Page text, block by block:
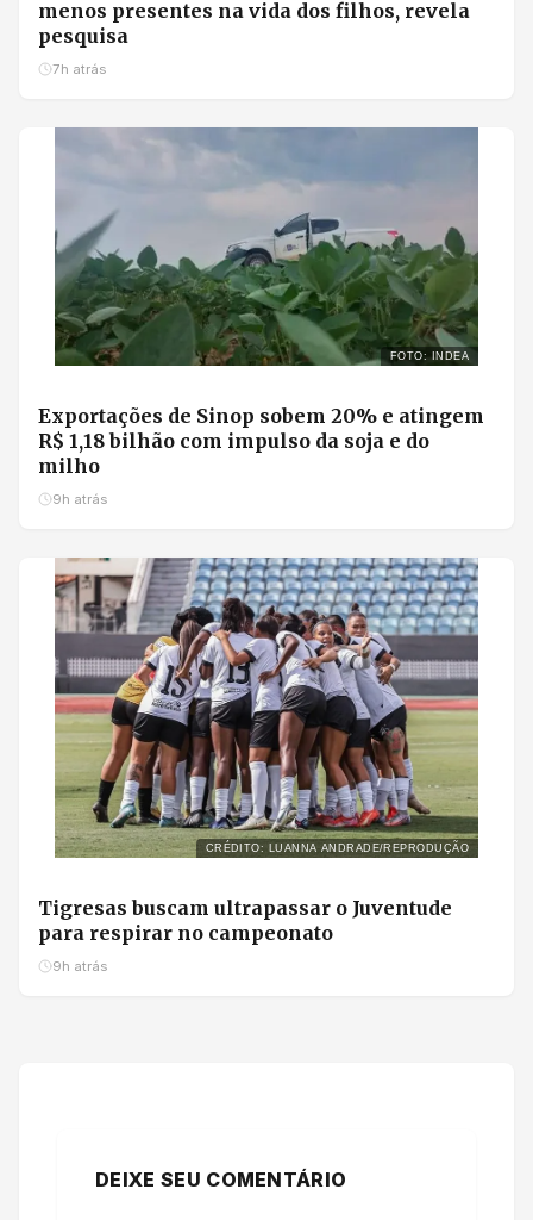
menos presentes na vida dos filhos, revela
pesquisa
7h atrás
FOTO: INDEA
Exportações de Sinop sobem 20% e atingem
R$ 1,18 bilhão com impulso da soja e do
milho
9h atrás
CRÉDITO: LUANNA ANDRADE/REPRODUÇÃO
Tigresas buscam ultrapassar o Juventude
para respirar no campeonato
9h atrás
DEIXE SEU COMENTÁRIO